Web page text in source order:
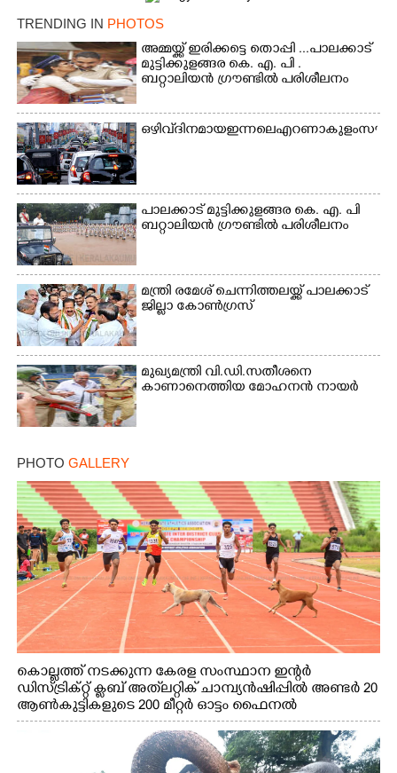
TRENDING IN PHOTOS
അമ്മയ്ക്ക് ഇരിക്കട്ടെ തൊപ്പി ...പാലക്കാട്
മുട്ടിക്കുളങ്ങര കെ. എ. പി .
ബറ്റാലിയൻ ഗ്രൗണ്ടിൽ പരിശീലനം
ഒഴിവ് ദിനമായ ഇന്നലെ എറണാകുളം
പാലക്കാട് മുട്ടിക്കുളങ്ങര കെ. എ. പി
ബറ്റാലിയൻ ഗ്രൗണ്ടിൽ പരിശീലനം
മന്ത്രി രമേശ് ചെന്നിത്തലയ്ക്ക് പാലക്കാട്
ജില്ലാ കോൺഗ്രസ്
മുഖ്യമന്ത്രി വി.ഡി.സതീശനെ
കാണാനെത്തിയ മോഹനൻ നായർ
PHOTO GALLERY
കൊല്ലത്ത് നടക്കുന്ന കേരള സംസ്ഥാന ഇന്റർ
ഡിസ്ട്രിക്റ്റ് ക്ലബ് അത്‌ലറ്റിക് ചാമ്പ്യൻഷിപ്പിൽ അണ്ടർ 20
ആൺകുട്ടികളുടെ 200 മീറ്റർ ഓട്ടം ഫൈനൽ
മത്സരത്തിനിടെ സിന്തറ്റിക് ട്രാക്കിന് കുറുകെ ഓടുന്ന
×
Share this link